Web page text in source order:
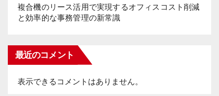
複合機のリース活用で実現するオフィスコスト削減
と効率的な事務管理の新常識
最近のコメント
表示できるコメントはありません。